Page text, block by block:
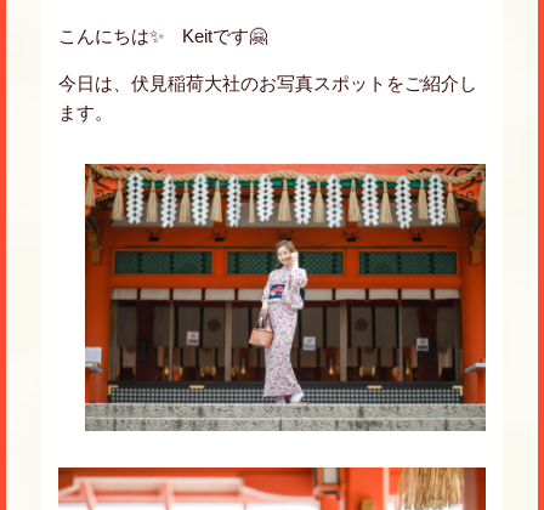
こんにちは✨ Keitです🤗
今日は、伏見稲荷大社のお写真スポットをご紹介し
ます。